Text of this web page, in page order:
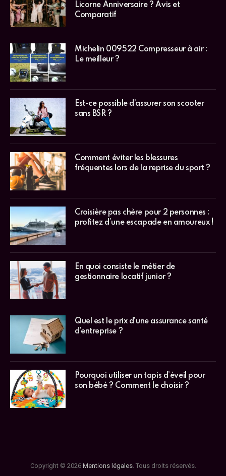
Licorne Anniversaire ? Avis et
Comparatif
Michelin 009522 Compresseur à air :
Le meilleur ?
Est-ce possible d’assurer son scooter
sans BSR ?
Comment éviter les blessures
fréquentes lors de la reprise du sport ?
Croisière pas chère pour 2 personnes :
profitez d’une escapade en amoureux !
En quoi consiste le métier de
gestionnaire locatif junior ?
Quel est le prix d’une assurance santé
d’entreprise ?
Pourquoi utiliser un tapis d’éveil pour
son bébé ? Comment le choisir ?
Copyright © 2026 Mentions légales. Tous droits réservés.